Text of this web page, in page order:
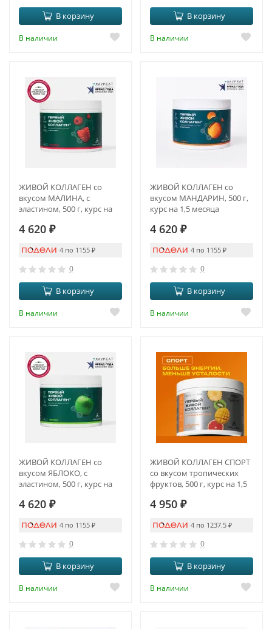
В корзину
В наличии
В корзину
В наличии
ЖИВОЙ КОЛЛАГЕН со
вкусом МАЛИНА, с
эластином, 500 г, курс на
4 620 ₽
4 по 1155 ₽
0
В корзину
В наличии
ЖИВОЙ КОЛЛАГЕН со
вкусом МАНДАРИН, 500 г,
курс на 1,5 месяца
4 620 ₽
4 по 1155 ₽
0
В корзину
В наличии
ЖИВОЙ КОЛЛАГЕН со
вкусом ЯБЛОКО, с
эластином, 500 г, курс на
4 620 ₽
4 по 1155 ₽
0
В корзину
В наличии
ЖИВОЙ КОЛЛАГЕН СПОРТ
со вкусом тропических
фруктов, 500 г, курс на 1,5
4 950 ₽
4 по 1237.5 ₽
0
В корзину
В наличии